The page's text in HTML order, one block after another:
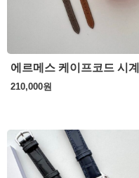
에르메스 케이프코드 시계
210,000원